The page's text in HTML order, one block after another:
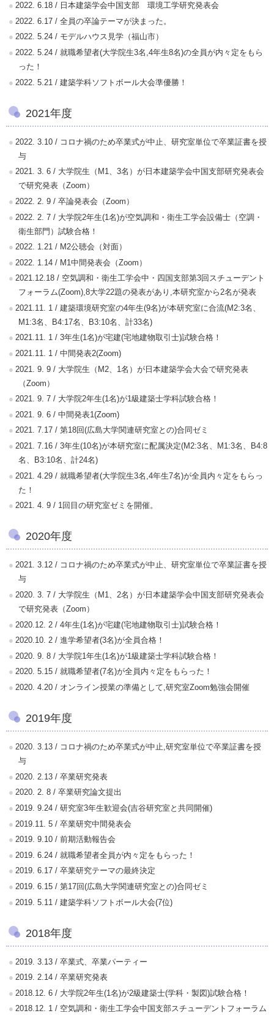
2022. 6.18 / 日本建築学会中国支部 環境工学研究発表会
2022. 6.17 / 全員の卒論テーマが決まった。
2022. 5.24 / モデルハウス見学（福山市）
2022. 5.24 / 就職希望者(大学院生3名,4年生8名)の全員が内々定をもら
った！
2022. 5.21 / 建築学科ソフトボール大会準優勝！
2021年度
2022. 3.10 / コロナ禍のため卒業式が中止、研究室単位で卒業証書を授
与
2021. 3. 6 / 大学院生（M1、3名）が日本建築学会中国支部研究発表会
で研究発表（Zoom）
2022. 2. 9 / 卒論発表会（Zoom）
2022. 2. 7 / 大学院2年生(1名)が空気調和・衛生工学会設備士（空調・
衛生部門）試験合格！
2022. 1.21 / M2公聴会（対面）
2022. 1.14 / M1中間発表会（Zoom）
2021.12.18 / 空気調和・衛生工学会中・四国支部第3回スチューデント
フォーラム(Zoom),8大学22題の発表があり,本研究室から2名が発表
2021.11. 1 / 建築環境研究室の4年生(9名)が本研究室に合流(M2:3名、
M1:3名、B4:17名、B3:10名、計33名)
2021.11. 1 / 3年生(1名)が宅建(宅地建物取引士)試験合格！
2021.11. 1 / 中間発表2(Zoom)
2021. 9. 9 / 大学院生（M2、1名）が日本建築学会大会で研究発表
（Zoom）
2021. 9. 7 / 大学院2年生(1名)が1級建築士学科試験合格！
2021. 9. 6 / 中間発表1(Zoom)
2021. 7.17 / 第18回(広島大学関連研究室との)合同ゼミ
2021. 7.16 / 3年生(10名)が本研究室に配属決定(M2:3名、M1:3名、B4:8
名、B3:10名、計24名)
2021. 4.29 / 就職希望者(大学院生3名,4年生7名)が全員内々定をもらっ
た！
2021. 4. 9 / 1回目の研究室ゼミを開催。
2020年度
2021. 3.12 / コロナ禍のため卒業式が中止、研究室単位で卒業証書を授
与
2020. 3. 7 / 大学院生（M1、2名）が日本建築学会中国支部研究発表会
で研究発表（Zoom）
2020.12. 2 / 4年生(1名)が宅建(宅地建物取引士)試験合格！
2020.10. 2 / 進学希望者(3名)が全員合格！
2020. 9. 8 / 大学院1年生(1名)が1級建築士学科試験合格！
2020. 5.15 / 就職希望者(7名)が全員内々定をもらった！
2020. 4.20 / オンライン授業の準備として,研究室Zoom勉強会開催
2019年度
2020. 3.13 / コロナ禍のため卒業式が中止,研究室単位で卒業証書を授
与
2020. 2.13 / 卒業研究発表
2020. 2. 8 / 卒業研究論文提出
2019. 9.24 / 研究室3年生歓迎会(吉谷研究室と共同開催)
2019.11. 5 / 卒業研究中間発表会
2019. 9.10 / 前期活動報告会
2019. 6.24 / 就職希望者全員が内々定をもらった！
2019. 6.17 / 卒業研究テーマの最終決定
2019. 6.15 / 第17回(広島大学関連研究室との)合同ゼミ
2019. 5.11 / 建築学科ソフトボール大会(7位)
2018年度
2019. 3.13 / 卒業式、卒業パーティー
2019. 2.14 / 卒業研究発表
2018.12. 6 / 大学院2年生(1名)が2級建築士(学科・製図)試験合格！
2018.12. 1 / 空気調和・衛生工学会中国支部スチューデントフォーラム